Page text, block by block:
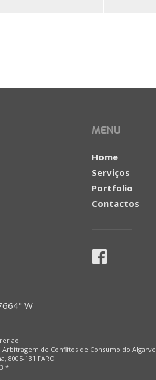
W
MENU
Home
Serviços
Portfolio
Contactos
ao:
de Conflitos de Consumo do Algarve
8005-131 FARO
*